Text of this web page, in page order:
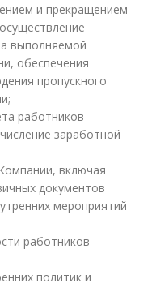
и прекращением
выполняемой
обеспечения
пропускного
работников
заработной
включая
документов
мероприятий
работников
политик и